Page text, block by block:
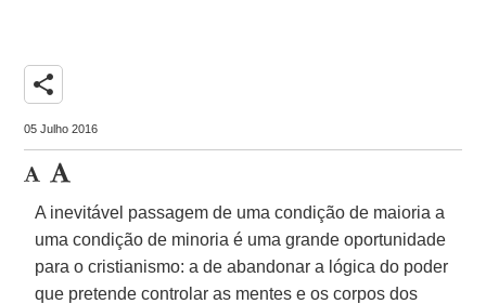
share
05 Julho 2016
A inevitável passagem de uma condição de maioria a
uma condição de minoria é uma grande oportunidade
para o cristianismo: a de abandonar a lógica do poder
que pretende controlar as mentes e os corpos dos